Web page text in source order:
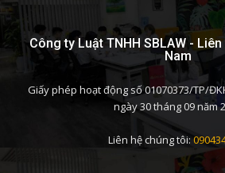
Công ty Luật TNHH SBLAW -
Nam
Giấy phép hoạt động số 01070373/TP/
ngày 30 tháng 09 năm
Liên hệ chúng tôi: